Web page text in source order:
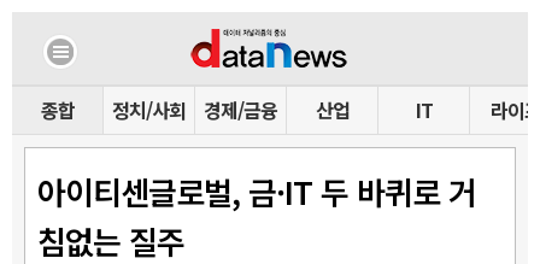
종합 정치/사회 경제/금융 산업 IT 라이프
아이티센글로벌, 금·IT 두 바퀴로 거
침없는 질주